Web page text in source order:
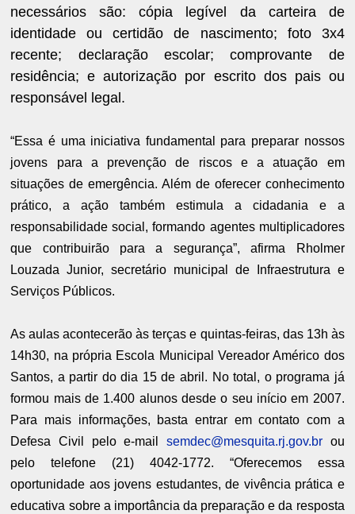
necessários são: cópia legível da carteira de
identidade ou certidão de nascimento; foto 3x4
recente; declaração escolar; comprovante de
residência; e autorização por escrito dos pais ou
responsável legal.
“Essa é uma iniciativa fundamental para preparar nossos
jovens para a prevenção de riscos e a atuação em
situações de emergência. Além de oferecer conhecimento
prático, a ação também estimula a cidadania e a
responsabilidade social, formando agentes multiplicadores
que contribuirão para a segurança”, afirma Rholmer
Louzada Junior, secretário municipal de Infraestrutura e
Serviços Públicos.
As aulas acontecerão às terças e quintas-feiras, das 13h às
14h30, na própria Escola Municipal Vereador Américo dos
Santos, a partir do dia 15 de abril. No total, o programa já
formou mais de 1.400 alunos desde o seu início em 2007.
Para mais informações, basta entrar em contato com a
Defesa Civil pelo e-mail semdec@mesquita.rj.gov.brou
pelo telefone (21) 4042-1772. “Oferecemos essa
oportunidade aos jovens estudantes, de vivência prática e
educativa sobre a importância da preparação e da resposta